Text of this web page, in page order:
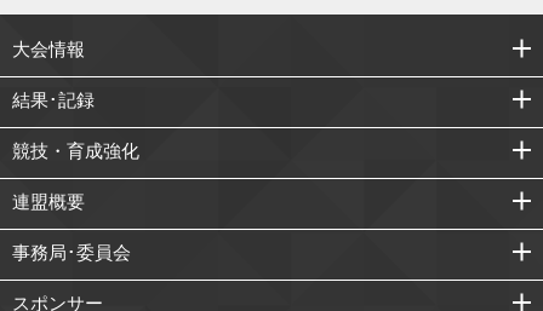
大会情報
結果･記録
競技・育成強化
連盟概要
事務局･委員会
スポンサー